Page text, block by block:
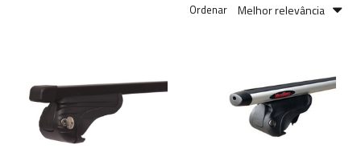
Ordenar Melhor relevância